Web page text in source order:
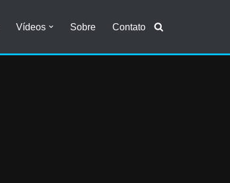
Vídeos Sobre Contato